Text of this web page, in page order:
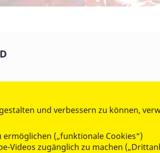
und verbessern zu können,
(„funktionale Cookies“)
Videos zugänglich zu machen